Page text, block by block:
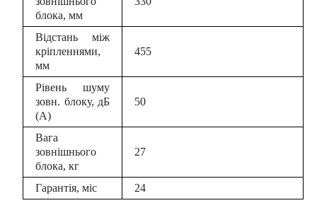
блока, мм
Відстань між
кріпленнями,
мм
455
Рівень шуму
зовн. блоку, дБ
(А)
50
Вага
зовнішнього
блока, кг
27
Гарантія, міс 24